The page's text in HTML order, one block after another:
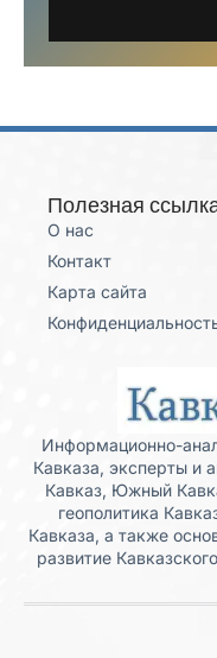
Полезная
О нас
Контакт
Карта сайта
Информационно-
Кавказа, эксперты и
Кавказ, Южный
геополитика
Кавказа, а также
развитие